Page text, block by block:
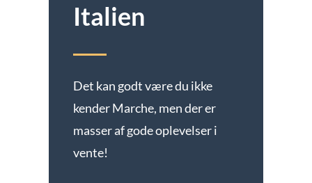
Italien
Det kan godt være du ikke
kender Marche, men der er
masser af gode oplevelser i
vente!